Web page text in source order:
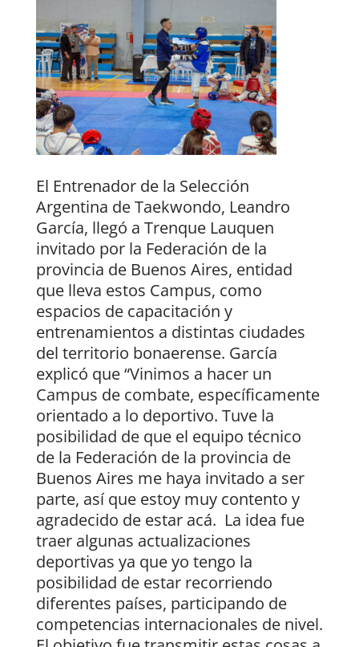
El Entrenador de la Selección
Argentina de Taekwondo, Leandro
García, llegó a Trenque Lauquen
invitado por la Federación de la
provincia de Buenos Aires, entidad
que lleva estos Campus, como
espacios de capacitación y
entrenamientos a distintas ciudades
del territorio bonaerense. García
explicó que “Vinimos a hacer un
Campus de combate, específicamente
orientado a lo deportivo. Tuve la
posibilidad de que el equipo técnico
de la Federación de la provincia de
Buenos Aires me haya invitado a ser
parte, así que estoy muy contento y
agradecido de estar acá. La idea fue
traer algunas actualizaciones
deportivas ya que yo tengo la
posibilidad de estar recorriendo
diferentes países, participando de
competencias internacionales de nivel.